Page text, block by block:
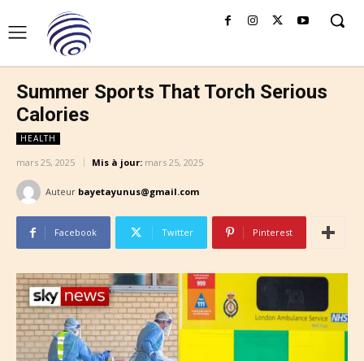
Summer Sports That Torch Serious
Calories
HEALTH
mars 25, 2025 Mis à jour: mars 25, 2025
Auteur bayetayunus@gmail.com
Facebook Twitter Pinterest